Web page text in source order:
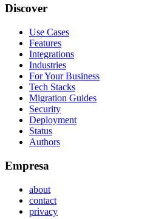
Discover
Use Cases
Features
Integrations
Industries
For Your Business
Tech Stacks
Migration Guides
Security
Deployment
Status
Authors
Empresa
about
contact
privacy